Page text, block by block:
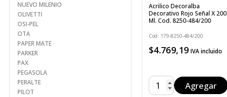
NUEVO MILENIO
OLIVETTI
OSI-PEL
OTA
PAPER MATE
PARKER
PAX
PEGASOLA
PERALTE
PILOT
Acrilico Decoralba
Decorativo Rojo Señal X 200
Ml. Cod. 8250-484/200
Cod: 179-8250-484/200
$4.769,19 IVA incluido
Agregar